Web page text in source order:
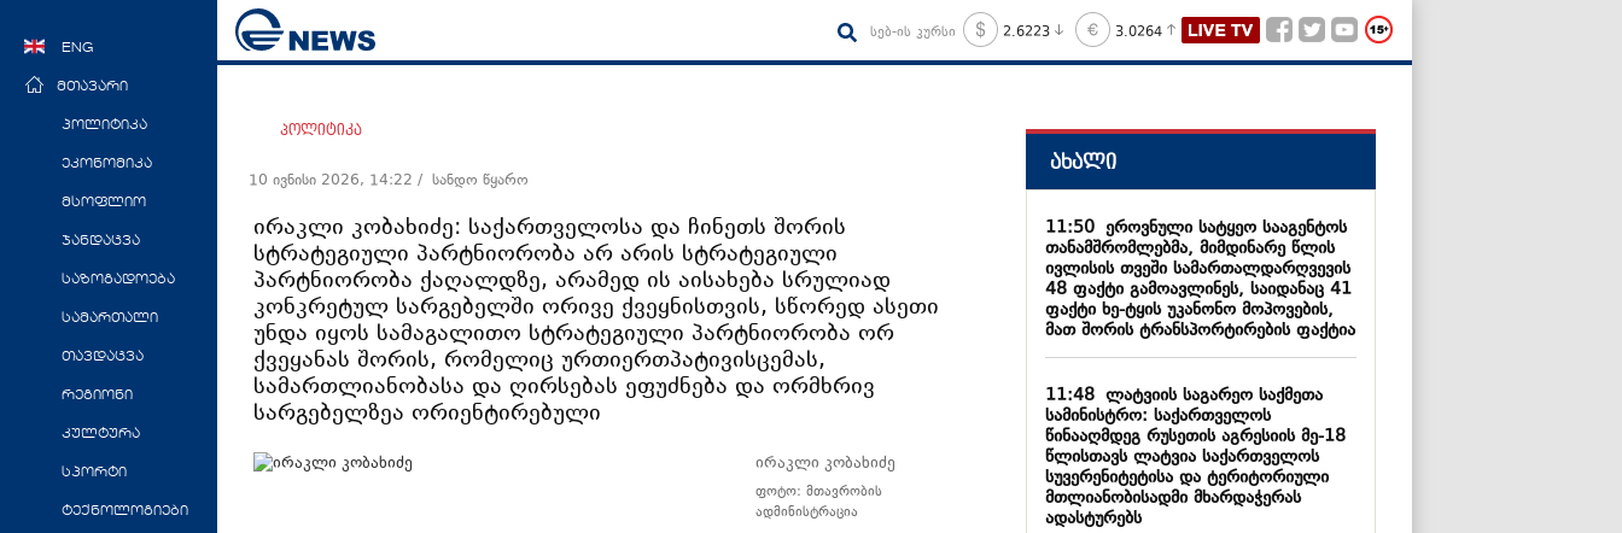
ENG
მთავარი
პოლიტიკა
ეკონომიკა
მსოფლიო
ჯანდაცვა
საზოგადოება
სამართალი
თავდაცვა
რეგიონი
კულტურა
სპორტი
ტექნოლოგიები
სებ-ის კურსი 2.6223 3.0264
პოლიტიკა
10 ივნისი 2026, 14:22 / სანდო წყარო
ირაკლი კობახიძე: საქართველოსა და ჩინეთს შორის
სტრატეგიული პარტნიორობა არ არის სტრატეგიული
პარტნიორობა ქაღალდზე, არამედ ის აისახება სრულიად
კონკრეტულ სარგებელში ორივე ქვეყნისთვის, სწორედ ასეთი
უნდა იყოს სამაგალითო სტრატეგიული პარტნიორობა ორ
ქვეყანას შორის, რომელიც ურთიერთპატივისცემას,
სამართლიანობასა და ღირსებას ეფუძნება და ორმხრივ
სარგებელზეა ორიენტირებული
ირაკლი კობახიძე
ფოტო: მთავრობის
ადმინისტრაცია
ახალი
11:50ეროვნული სატყეო სააგენტოს
თანამშრომლებმა, მიმდინარე წლის
ივლისის თვეში სამართალდარღვევის
48 ფაქტი გამოავლინეს, საიდანაც 41
ფაქტი ხე-ტყის უკანონო მოპოვების,
მათ შორის ტრანსპორტირების ფაქტია
11:48ლატვიის საგარეო საქმეთა
სამინისტრო: საქართველოს
წინააღმდეგ რუსეთის აგრესიის მე-18
წლისთავს ლატვია საქართველოს
სუვერენიტეტისა და ტერიტორიული
მთლიანობისადმი მხარდაჭერას
ადასტურებს